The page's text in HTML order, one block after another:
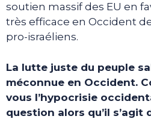
soutien massif des EU en
très efficace en Occident
pro-israéliens.
La lutte juste du peuple
méconnue en Occident.
vous l’hypocrisie
question alors qu’il